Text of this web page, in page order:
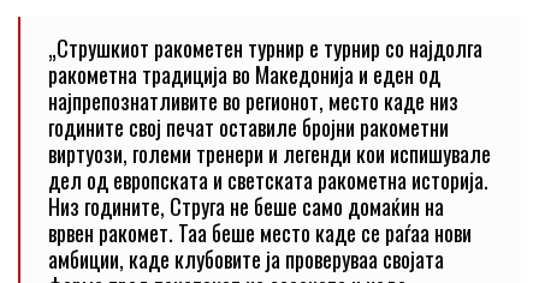
„Струшкиот ракометен турнир е турнир со најдолга
ракометна традиција во Македонија и еден од
најпрепознатливите во регионот, место каде низ
годините свој печат оставиле бројни ракометни
виртуози, големи тренери и легенди кои испишувале
дел од европската и светската ракометна историја.
Низ годините, Струга не беше само домаќин на
врвен ракомет. Таа беше место каде се раѓаа нови
амбиции, каде клубовите ја проверуваа својата